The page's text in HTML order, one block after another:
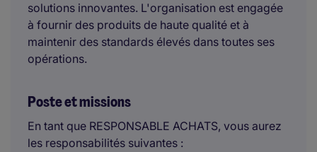
solutions innovantes. L'organisation est engagée
à fournir des produits de haute qualité et à
maintenir des standards élevés dans toutes ses
opérations.
Poste et missions
En tant que RESPONSABLE ACHATS, vous aurez
les responsabilités suivantes :